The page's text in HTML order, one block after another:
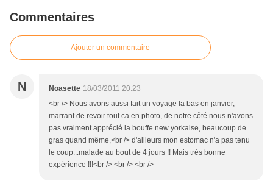
Commentaires
Ajouter un commentaire
N Noasette 18/03/2011 20:23
<br /> Nous avons aussi fait un voyage la bas en janvier,
marrant de revoir tout ca en photo, de notre côté nous n'avons
pas vraiment apprécié la bouffe new yorkaise, beaucoup de
gras quand même,<br /> d'ailleurs mon estomac n'a pas tenu
le coup...malade au bout de 4 jours !! Mais très bonne
expérience !!!<br /> <br /> <br />